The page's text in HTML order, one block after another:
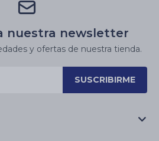
nuestra newsletter
y ofertas de nuestra tienda.
SUSCRIBIRME